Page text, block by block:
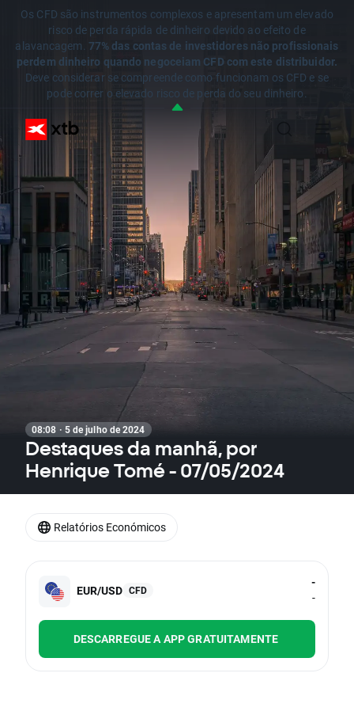
Os CFD são instrumentos complexos e apresentam um elevado
risco de perda rápida de dinheiro devido ao efeito de
alavancagem. 77% das contas de investidores não profissionais
perdem dinheiro quando negoceiam CFD com este distribuidor.
Deve considerar se compreende como funcionam os CFD e se
pode correr o elevado risco de perda do seu dinheiro.
08:08 · 5 de julho de 2024
Destaques da manhã, por
Henrique Tomé - 07/05/2024
EUR/USD CFD
-
-
DESCARREGUE A APP GRATUITAMENTE
Relatórios Económicos